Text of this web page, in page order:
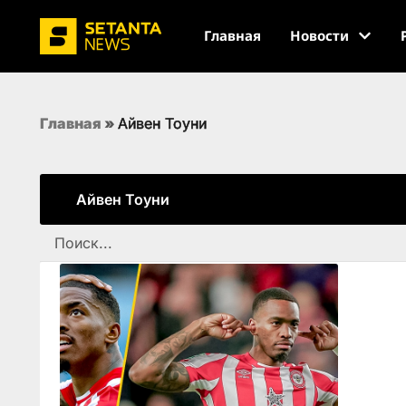
Главная Новости
Главная » Айвен Тоуни
Айвен Тоуни